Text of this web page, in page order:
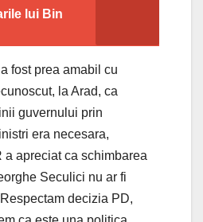
lui Bin
fost prea amabil cu
la Arad, ca
guvernului prin
era necesara,
a apreciat ca schimbarea
Seculici nu ar fi
decizia PD,